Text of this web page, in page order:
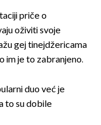
priče o
oživiti svoje
gej tinejdžericama
im je to zabranjeno.
duo već je
to su dobile